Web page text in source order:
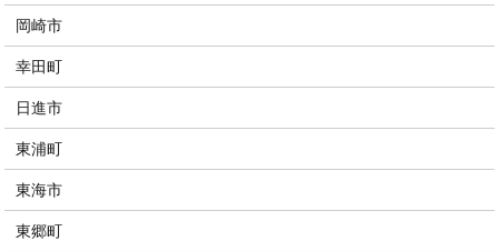
岡崎市
幸田町
日進市
東浦町
東海市
東郷町